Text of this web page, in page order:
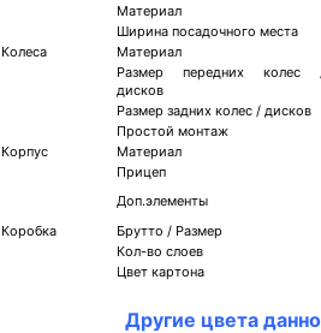
Материал
Ширина посадочного места
Колеса
Материал
Размер передних колес
дисков
Размер задних колес / дисков
Простой монтаж
Корпус
Материал
Прицеп
Доп.элементы
Коробка
Брутто / Размер
Кол-во слоев
Цвет картона
Другие цвета